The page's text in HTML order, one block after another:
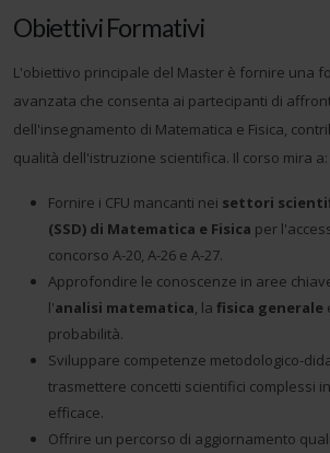
Obiettivi Formativi
L'obiettivo principale del Master è fornire una
avanzata che consenta ai partecipanti di
dell'insegnamento di Matematica e Fisica,
qualità dell'istruzione scientifica. Il corso mira a:
Fornire i CFU mancanti nei settori
(SSD) di Matematica e Fisica per
concorso A-20, A-26 e A-27.
Approfondire le conoscenze in aree
l'analisi matematica, la fisica generale
probabilità.
Sviluppare competenze metodologico-
trasmettere concetti scientifici complessi
efficace.
Offrire un percorso di aggiornamento